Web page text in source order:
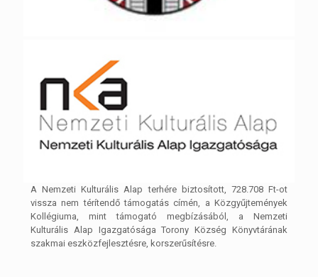
A Nemzeti Kulturális Alap terhére biztosított, 728.708 Ft-ot
vissza nem térítendő támogatás címén, a Közgyűjtemények
Kollégiuma, mint támogató megbízásából, a Nemzeti
Kulturális Alap Igazgatósága Torony Község Könyvtárának
szakmai eszközfejlesztésre, korszerűsítésre.